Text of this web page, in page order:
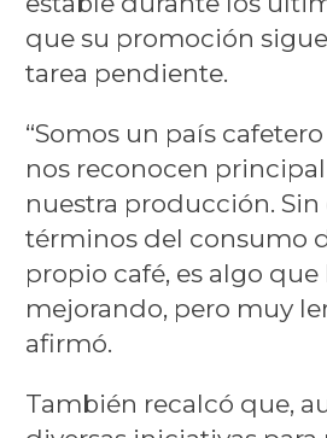
que su promoción
tarea pendiente.
“Somos un país
nos reconocen
nuestra producción. Sin
términos del consumo
propio café, es algo
mejorando, pero muy
afirmó.
También recalcó que,